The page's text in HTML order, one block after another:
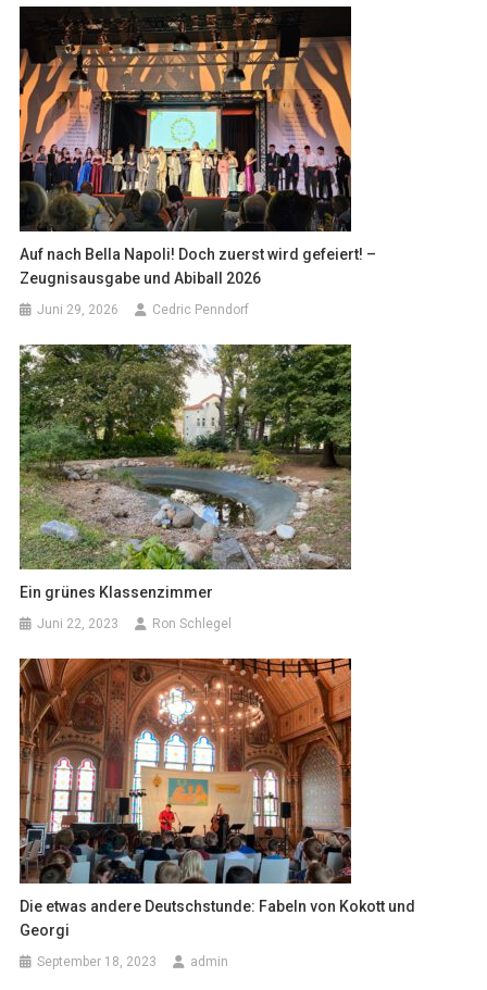
Auf nach Bella Napoli! Doch zuerst wird gefeiert! –
Zeugnisausgabe und Abiball 2026
Juni 29, 2026 Cedric Penndorf
Ein grünes Klassenzimmer
Juni 22, 2023 Ron Schlegel
Die etwas andere Deutschstunde: Fabeln von Kokott und
Georgi
September 18, 2023 admin